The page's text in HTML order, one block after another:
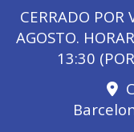
CERRADO POR
AGOSTO.
13:30